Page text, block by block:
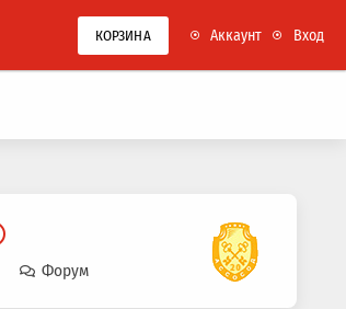
КОРЗИНА Аккаунт Вход
Форум